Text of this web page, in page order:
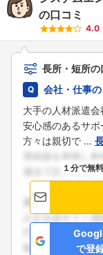
の口コミ
4.0
長所・短所の
会社・仕事
大手の人材派遣
安心感のあるサ
方々は親切で ...
１分で無
で登